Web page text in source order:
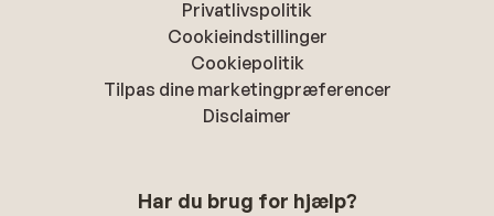
Privatlivspolitik
Cookieindstillinger
Cookiepolitik
Tilpas dine marketingpræferencer
Disclaimer
Har du brug for hjælp?